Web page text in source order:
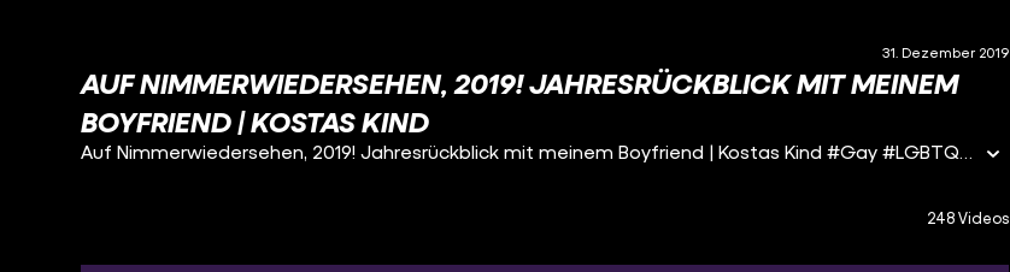
31. Dezember 2019
AUF NIMMERWIEDERSEHEN, 2019! JAHRESRÜCKBLICK MIT MEINEM
BOYFRIEND | KOSTAS KIND
Auf Nimmerwiedersehen, 2019! Jahresrückblick mit meinem Boyfriend | Kostas Kind #Gay #LGBTQ+ #funk Broadcast My Ass: https://www.youtube.com/broadcastmyass Das Jahr ist vorbei und es ist einfach soooooo viel passiert :o Also ist es auch wieder an der Zeit zusammen mit meinem Boyfriend das Jahr Revue passieren zu lassen. An dieser Stelle ein fettes Dankeschön an euch alle und den ganzen Support
248 Videos